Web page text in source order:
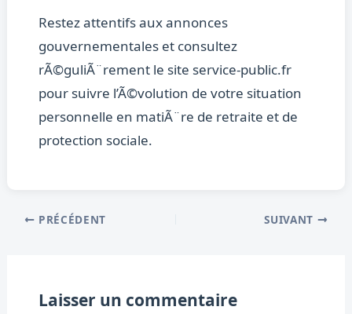
Restez attentifs aux annonces
gouvernementales et consultez
rÃ©guliÃ¨rement le site service-public.fr
pour suivre l’Ã©volution de votre situation
personnelle en matiÃ¨re de retraite et de
protection sociale.
PRÉCÉDENT SUIVANT
Laisser un commentaire